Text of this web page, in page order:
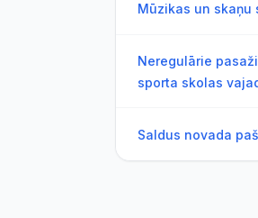
Mūzikas un skaņu
Neregulārie
sporta skolas
Saldus novada